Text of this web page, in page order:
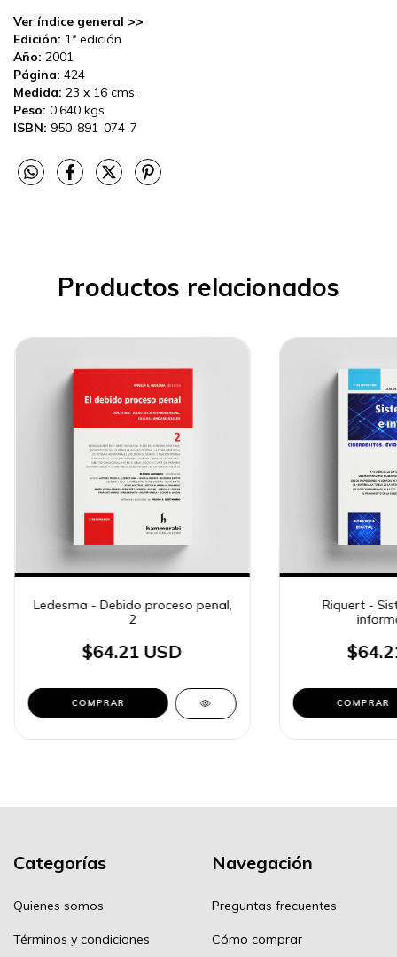
Ver índice general >>
Edición: 1ª edición
Año: 2001
Página: 424
Medida: 23 x 16 cms.
Peso: 0,640 kgs.
ISBN: 950-891-074-7
Productos relacionados
Ledesma - Debido proceso penal,
2
$64.21 USD
COMPRAR
Riquert -
COMPRAR
Categorías
Quienes somos
Términos y condiciones
Navegación
Preguntas frecuentes
Cómo comprar